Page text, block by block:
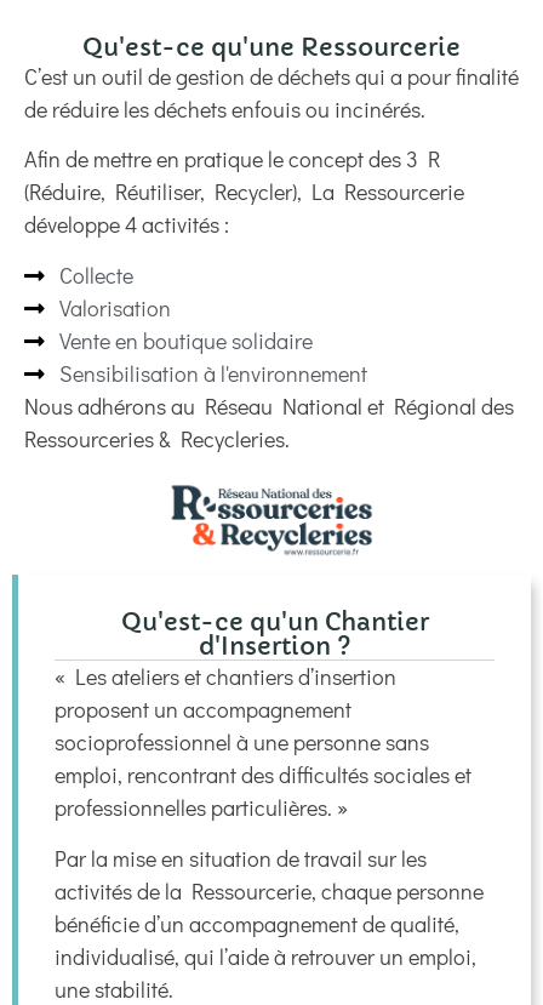
Qu'est-ce qu'une Ressourcerie
C’est un outil de gestion de déchets qui a pour finalité
de réduire les déchets enfouis ou incinérés.
Afin de mettre en pratique le concept des 3 R
(Réduire, Réutiliser, Recycler), La Ressourcerie
développe 4 activités :
Collecte
Valorisation
Vente en boutique solidaire
Sensibilisation à l'environnement
Nous adhérons au Réseau National et Régional des
Ressourceries & Recycleries.
Qu'est-ce qu'un Chantier
d'Insertion ?
« Les ateliers et chantiers d’insertion
proposent un accompagnement
socioprofessionnel à une personne sans
emploi, rencontrant des difficultés sociales et
professionnelles particulières. »
Par la mise en situation de travail sur les
activités de la Ressourcerie, chaque personne
bénéficie d’un accompagnement de qualité,
individualisé, qui l’aide à retrouver un emploi,
une stabilité.